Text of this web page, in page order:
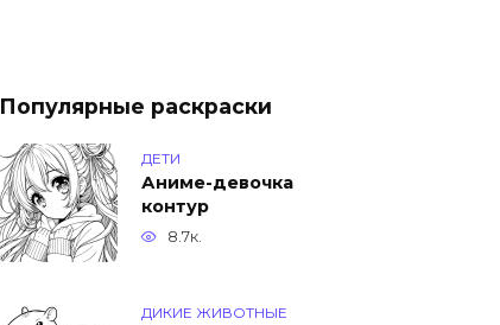
Популярные раскраски
ДЕТИ
Аниме-девочка
контур
8.7к.
ДИКИЕ ЖИВОТНЫЕ